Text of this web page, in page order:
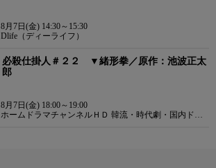
8月7日(金) 14:30～15:30
Dlife（ディーライフ）
必殺仕掛人＃２２ ▼緒形拳／原作：池波正太
郎
8月7日(金) 18:00～19:00
ホームドラマチャンネルＨＤ 韓流・時代劇・国内ドラ